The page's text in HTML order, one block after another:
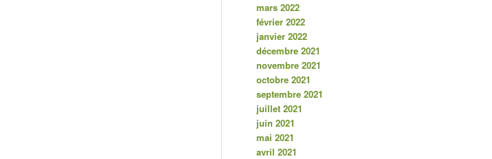
mars 2022
février 2022
janvier 2022
décembre 2021
novembre 2021
octobre 2021
septembre 2021
juillet 2021
juin 2021
mai 2021
avril 2021